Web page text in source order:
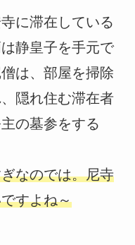
に滞在している
静皇子を手元で
は、部屋を掃除
隠れ住む滞在者
の墓参をする
なのでは。尼寺
すよね～